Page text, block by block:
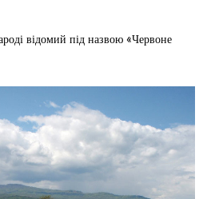
відомий під назвою «Червоне